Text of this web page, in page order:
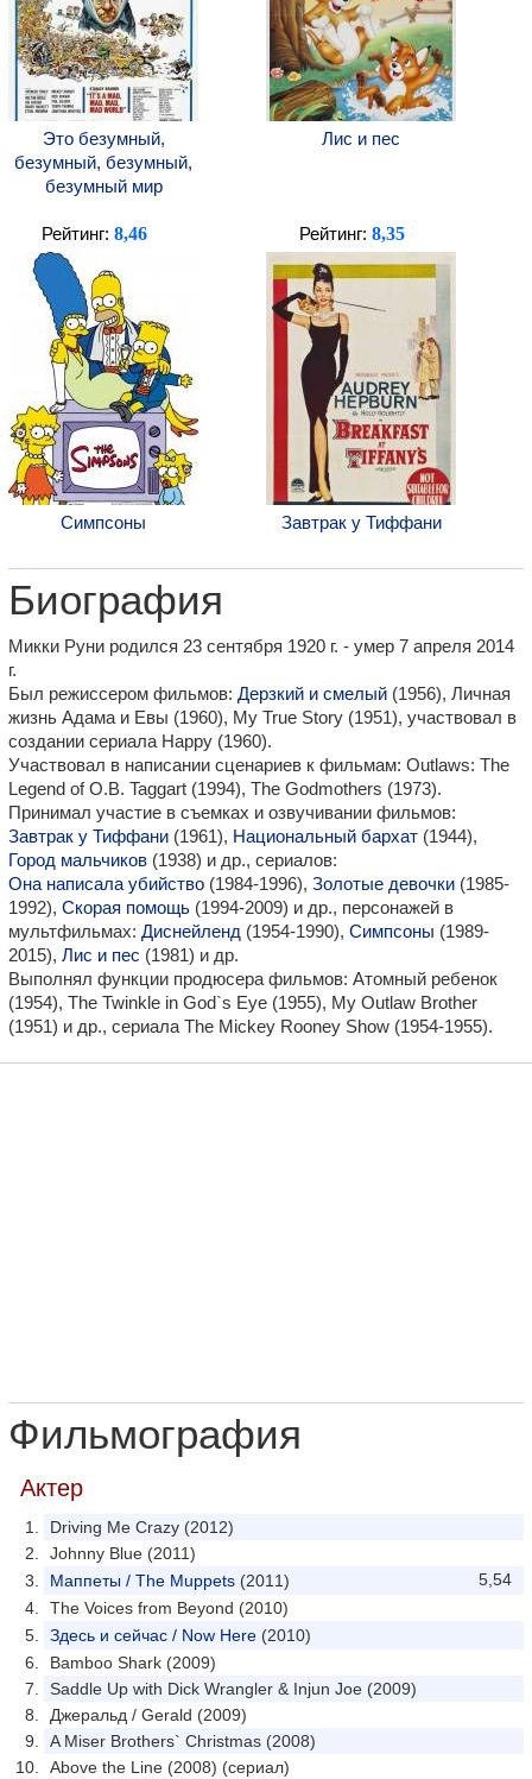
Это безумный,
безумный, безумный,
безумный мир
Лис и пес
Рейтинг: 8,46
Симпсоны
Рейтинг: 8,35
Завтрак у Тиффани
Биография
Микки Руни родился 23 сентября 1920 г. - умер 7 апреля 2014
г.
Был режиссером фильмов: Дерзкий и смелый (1956), Личная
жизнь Адама и Евы (1960), My True Story (1951), участвовал в
создании сериала Happy (1960).
Участвовал в написании сценариев к фильмам: Outlaws: The
Legend of O.B. Taggart (1994), The Godmothers (1973).
Принимал участие в съемках и озвучивании фильмов:
Завтрак у Тиффани (1961), Национальный бархат (1944),
Город мальчиков (1938) и др., сериалов:
Она написала убийство (1984-1996), Золотые девочки (1985-
1992), Скорая помощь (1994-2009) и др., персонажей в
мультфильмах: Диснейленд (1954-1990), Симпсоны (1989-
2015), Лис и пес (1981) и др.
Выполнял функции продюсера фильмов: Атомный ребенок
(1954), The Twinkle in God`s Eye (1955), My Outlaw Brother
(1951) и др., сериала The Mickey Rooney Show (1954-1955).
Фильмография
Актер
Driving Me Crazy (2012)
Johnny Blue (2011)
5,54
Маппеты / The Muppets (2011)
The Voices from Beyond (2010)
Здесь и сейчас / Now Here (2010)
Bamboo Shark (2009)
Saddle Up with Dick Wrangler & Injun Joe (2009)
Джеральд / Gerald (2009)
A Miser Brothers` Christmas (2008)
Above the Line (2008) (сериал)